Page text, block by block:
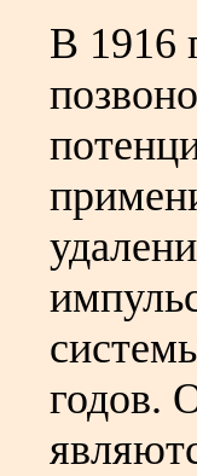
В 1916
годов.